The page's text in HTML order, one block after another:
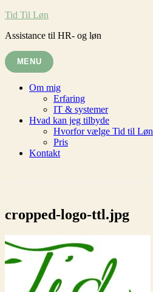
Skip
content
Tid Til Løn
Assistance til HR- og løn
MENU
Om mig
Erfaring
IT & systemer
Hvad kan jeg tilbyde
Hvorfor vælge Tid til Løn
Pris
Kontakt
cropped-logo-ttl.jpg